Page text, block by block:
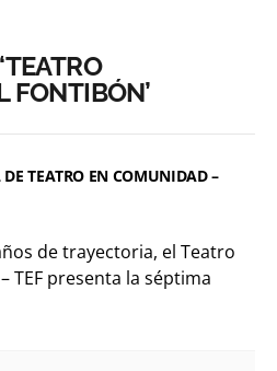
FONTIBÓN’
TEATRO EN COMUNIDAD –
de trayectoria, el Teatro
TEF presenta la séptima